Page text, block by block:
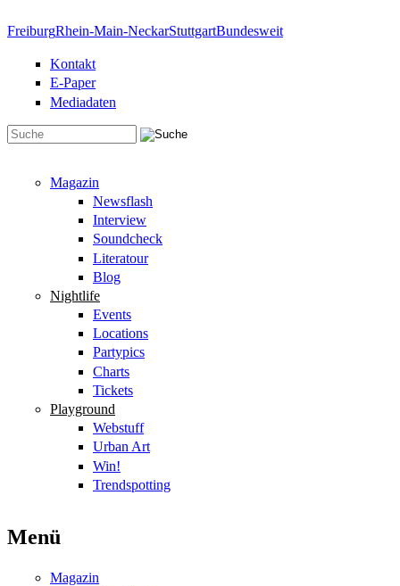
FreiburgRhein-Main-NeckarStuttgartBundesweit
Kontakt
E-Paper
Mediadaten
Magazin
Newsflash
Interview
Soundcheck
Literatour
Blog
Nightlife
Events
Locations
Partypics
Charts
Tickets
Playground
Webstuff
Urban Art
Win!
Trendspotting
Menü
Magazin